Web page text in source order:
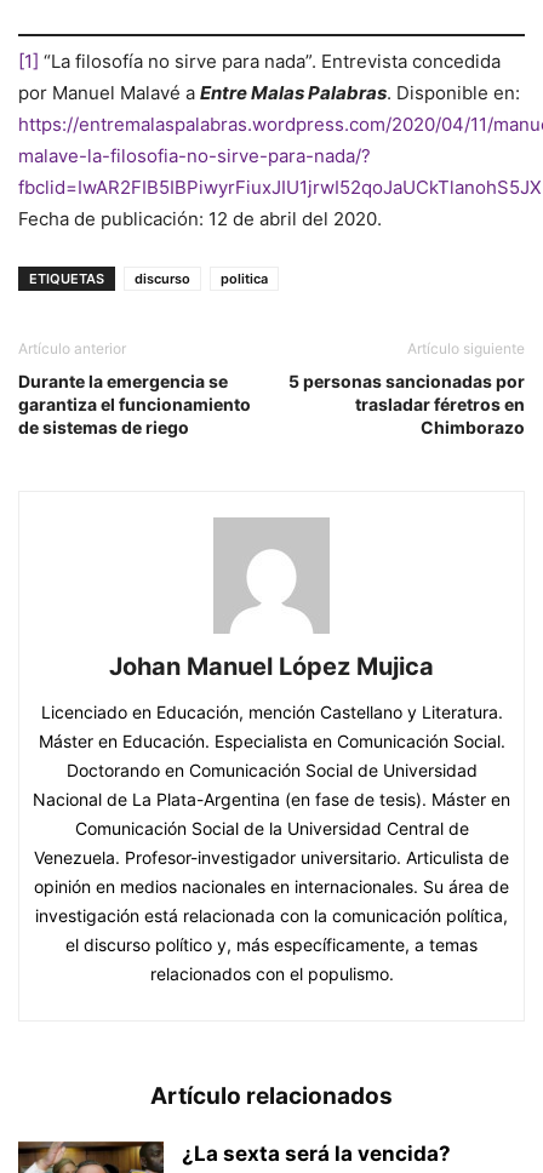
[1] “La filosofía no sirve para nada”. Entrevista concedida
por Manuel Malavé a Entre Malas Palabras. Disponible en:
https://entremalaspalabras.wordpress.com/2020/04/11/
malave-la-filosofia-no-sirve-para-nada/?
Fecha de publicación: 12 de abril del 2020.
ETIQUETAS discurso politica
Artículo anterior
Durante la emergencia se
garantiza el funcionamiento
de sistemas de riego
Artículo siguiente
5 personas sancionadas por
trasladar féretros en
Chimborazo
Johan Manuel López Mujica
Licenciado en Educación, mención Castellano y Literatura.
Máster en Educación. Especialista en Comunicación Social.
Doctorando en Comunicación Social de Universidad
Nacional de La Plata-Argentina (en fase de tesis). Máster en
Comunicación Social de la Universidad Central de
Venezuela. Profesor-investigador universitario. Articulista de
opinión en medios nacionales en internacionales. Su área de
investigación está relacionada con la comunicación política,
el discurso político y, más específicamente, a temas
relacionados con el populismo.
Artículo relacionados
¿La sexta será la vencida?